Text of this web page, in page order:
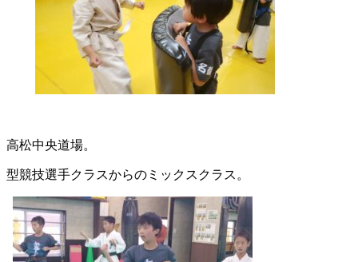
高松中央道場。
型競技選手クラスからのミックスクラス。